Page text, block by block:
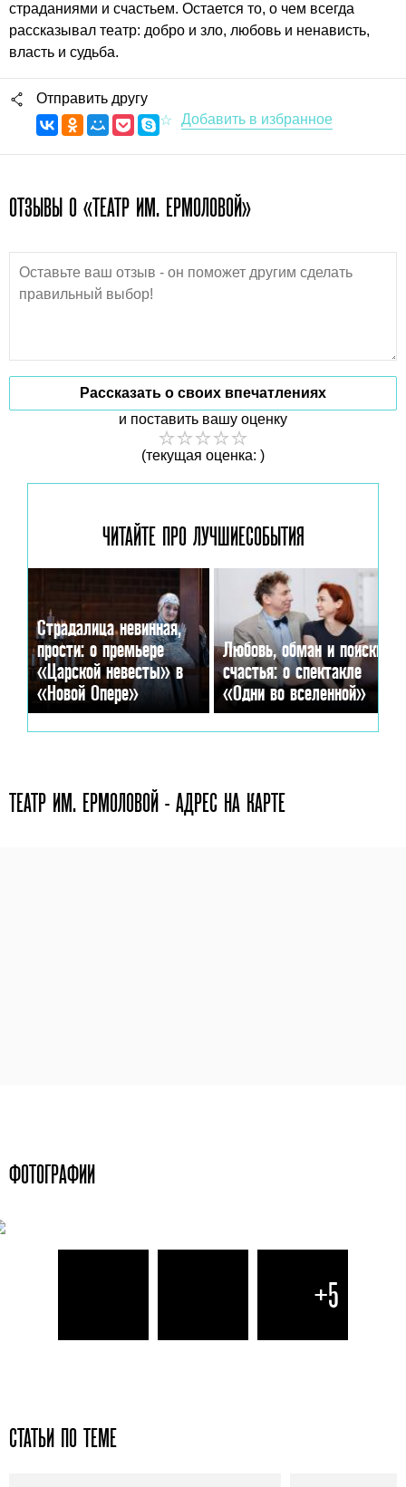
страданиями и счастьем. Остается то, о чем всегда
рассказывал театр: добро и зло, любовь и ненависть,
власть и судьба.
Отправить другу
ОТЗЫВЫ О «ТЕАТР ИМ. ЕРМОЛОВОЙ»
Рассказать о своих впечатлениях
и поставить вашу оценку
(текущая оценка: )
ЧИТАЙТЕ ПРО ЛУЧШИЕСОБЫТИЯ
Страдалица невинная,
прости: о премьере
«Царской невесты» в
«Новой Опере»
Любовь, обман и поиски
счастья: о спектакле
«Одни во вселенной»
ТЕАТР ИМ. ЕРМОЛОВОЙ - АДРЕС НА КАРТЕ
ФОТОГРАФИИ
+5
СТАТЬИ ПО ТЕМЕ